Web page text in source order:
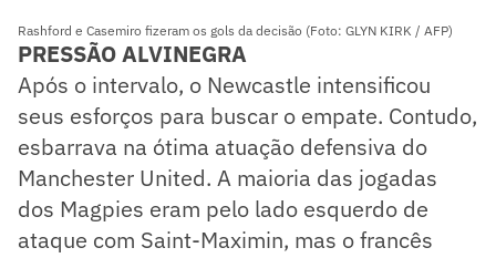
Rashford e Casemiro fizeram os gols da decisão (Foto: GLYN KIRK / AFP)
PRESSÃO ALVINEGRA
Após o intervalo, o Newcastle intensificou
seus esforços para buscar o empate. Contudo,
esbarrava na ótima atuação defensiva do
Manchester United. A maioria das jogadas
dos Magpies eram pelo lado esquerdo de
ataque com Saint-Maximin, mas o francês